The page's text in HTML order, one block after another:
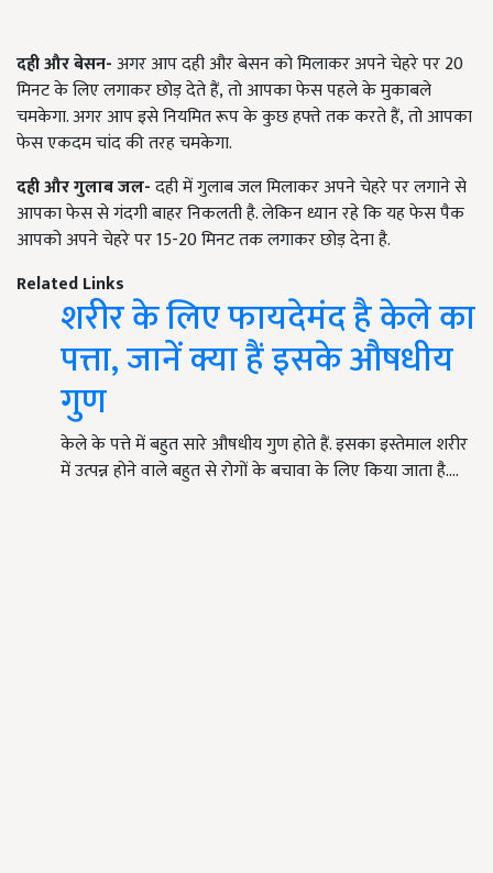
दही और बेसन-अगर आप दही और बेसन को मिलाकर अपने चेहरे पर20
मिनट के लिए लगाकर छोड़ देते हैं, तो आपका फेस पहले के मुकाबले
चमकेगा. अगर आप इसे नियमित रूप के कुछ हफ्ते तक करते हैं, तो आपका
फेस एकदम चांद की तरह चमकेगा.
दही और गुलाब जल-दही में गुलाब जल मिलाकर अपने चेहरे पर लगाने से
आपका फेस से गंदगी बाहर निकलती है. लेकिन ध्यान रहे कि यह फेस पैक
आपको अपने चेहरे पर15-20मिनट तक लगाकर छोड़ देना है.
Related Links
शरीर के लिए फायदेमंद है केले का
पत्ता, जानें क्या हैं इसके औषधीय
गुण
केले के पत्ते में बहुत सारे औषधीय गुण होते हैं. इसका इस्तेमाल शरीर
में उत्पन्न होने वाले बहुत से रोगों के बचावा के लिए किया जाता है.…